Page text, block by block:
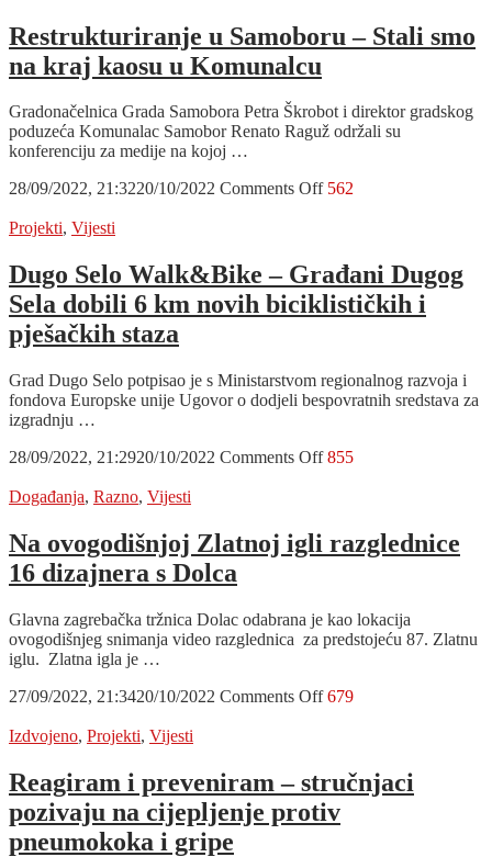
godina
je
za
Restrukturiranje u Samoboru – Stali smo
na kraj kaosu u Komunalcu
Gradonačelnica Grada Samobora Petra Škrobot i direktor gradskog
poduzeća Komunalac Samobor Renato Raguž održali su
konferenciju za medije na kojoj …
28/09/2022, 21:3220/10/2022 Comments Offon
–
Stali
smo
u
Komunalcu
562
Projekti, Vijesti
Dugo Selo Walk&Bike – Građani Dugog
Sela dobili 6 km novih biciklističkih i
pješačkih staza
Grad Dugo Selo potpisao je s Ministarstvom regionalnog razvoja i
fondova Europske unije Ugovor o dodjeli bespovratnih sredstava za
izgradnju …
28/09/2022, 21:2920/10/2022 Comments Offon
Građani
dobili
6
km
biciklističkih
855
Događanja, Razno, Vijesti
Na ovogodišnjoj Zlatnoj igli razglednice
16 dizajnera s Dolca
Glavna zagrebačka tržnica Dolac odabrana je kao lokacija
ovogodišnjeg snimanja video razglednica za predstojeću 87. Zlatnu
iglu. Zlatna igla je …
27/09/2022, 21:3420/10/2022 Comments Offon
razglednice
16
679
Izdvojeno, Projekti, Vijesti
Reagiram i preveniram – stručnjaci
pozivaju na cijepljenje protiv
pneumokoka i gripe